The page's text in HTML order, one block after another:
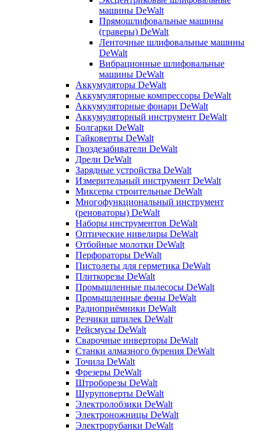
машины DeWalt
Прямошлифовальные машины
(граверы) DeWalt
Ленточные шлифовальные машины
DeWalt
Вибрационные шлифовальные
машины DeWalt
Аккумуляторы DeWalt
Аккумуляторные компрессоры DeWalt
Аккумуляторные фонари DeWalt
Аккумуляторный инструмент DeWalt
Болгарки DeWalt
Гайковерты DeWalt
Гвоздезабиватели DeWalt
Дрели DeWalt
Зарядные устройства DeWalt
Измерительный инструмент DeWalt
Миксеры строительные DeWalt
Многофункциональный инструмент
(реноваторы) DeWalt
Наборы инструментов DeWalt
Оптические нивелиры DeWalt
Отбойные молотки DeWalt
Перфораторы DeWalt
Пистолеты для герметика DeWalt
Плиткорезы DeWalt
Промышленные пылесосы DeWalt
Промышленные фены DeWalt
Радиоприёмники DeWalt
Резчики шпилек DeWalt
Рейсмусы DeWalt
Сварочные инверторы DeWalt
Станки алмазного бурения DeWalt
Точила DeWalt
Фрезеры DeWalt
Штроборезы DeWalt
Шуруповерты DeWalt
Электролобзики DeWalt
Электроножницы DeWalt
Электрорубанки DeWalt